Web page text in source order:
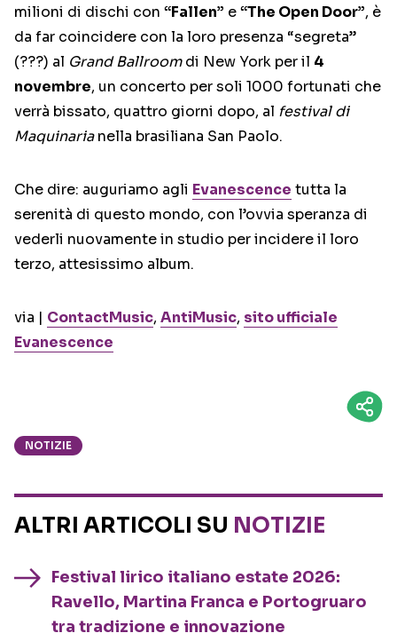
milioni di dischi con “Fallen” e“The Open Door”, è
da far coincidere con la loro presenza “segreta”
(???) al Grand Ballroomdi New York per il 4
novembre, un concerto per soli 1000 fortunati che
verrà bissato, quattro giorni dopo, al festival di
Maquinarianella brasiliana San Paolo.
Che dire: auguriamo agli Evanescence tutta la
serenità di questo mondo, con l’ovvia speranza di
vederli nuovamente in studio per incidere il loro
terzo, attesissimo album.
via | ContactMusic, AntiMusic, sito ufficiale
Evanescence
NOTIZIE
ALTRI ARTICOLI SU NOTIZIE
Festival lirico italiano estate 2026:
Ravello, Martina Franca e Portogruaro
tra tradizione e innovazione